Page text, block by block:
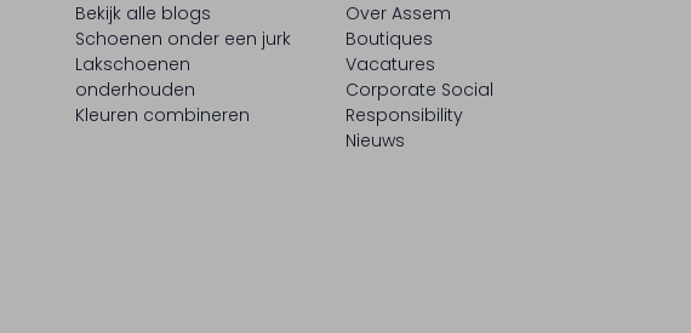
Bekijk alle blogs
Schoenen onder een jurk
Lakschoenen
onderhouden
Kleuren combineren
Over Assem
Boutiques
Vacatures
Corporate Social
Responsibility
Nieuws